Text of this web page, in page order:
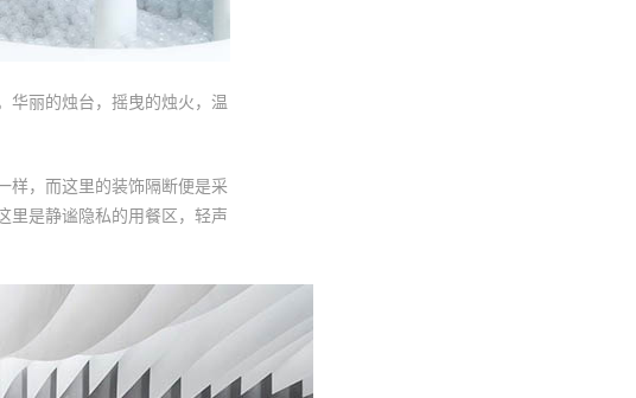
华丽的烛台，摇曳的烛火，温
样，而这里的装饰隔断便是采
里是静谧隐私的用餐区，轻声